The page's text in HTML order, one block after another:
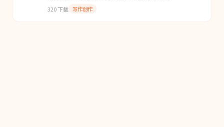
320下载 写作创作